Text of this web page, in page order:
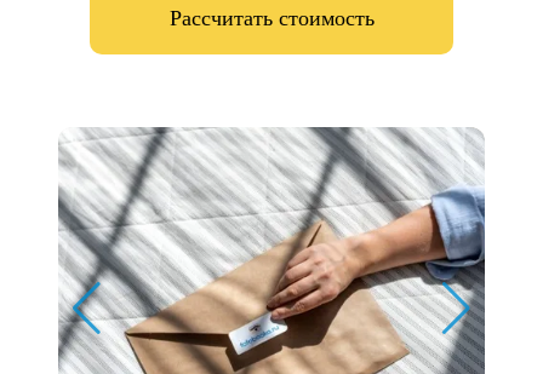
Рассчитать стоимость